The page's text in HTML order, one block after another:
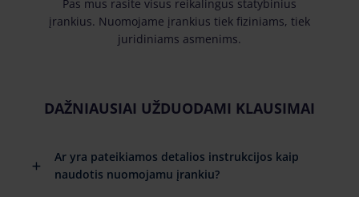
Pas mus rasite visus reikalingus statybinius
įrankius. Nuomojame įrankius tiek fiziniams, tiek
juridiniams asmenims.
DAŽNIAUSIAI UŽDUODAMI KLAUSIMAI
Ar yra pateikiamos detalios instrukcijos kaip
naudotis nuomojamu įrankiu?